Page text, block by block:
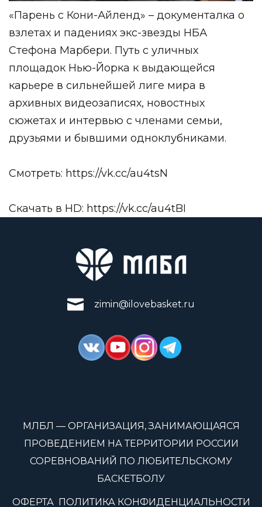
«Парень с Кони-Айленд» – документалка о
взлетах и падениях экс-звезды НБА
Стефона Марбери. Путь c уличных
площадок Нью-Йорка к выдающейся
карьере в сильнейшей лиге мира в
архивных видеозаписях, новостных
сюжетах и интервью с членами семьи,
друзьями и бывшими одноклубниками.
Смотреть: https://vk.cc/au4tsN
Скачать в HD: https://vk.cc/au4tBI
zimin@ilovebasket.ru
МЛБЛ — ОРГАНИЗАЦИЯ, ЗАНИМАЮЩАЯСЯ
ПРОВЕДЕНИЕМ НА ТЕРРИТОРИИ РОССИИ
СОРЕВНОВАНИЙ ПО ЛЮБИТЕЛЬСКОМУ
БАСКЕТБОЛУ
ОФЕРТА ПОЛИТИКА КОНФИДЕНЦИАЛЬНОСТИ